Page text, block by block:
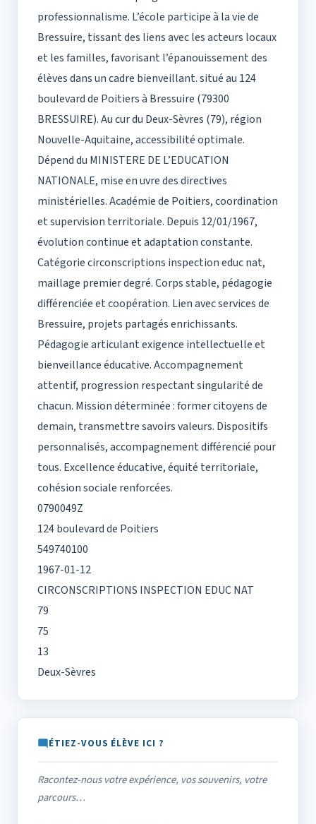
professionnalisme. L’école participe à la vie de
Bressuire, tissant des liens avec les acteurs locaux
et les familles, favorisant l’épanouissement des
élèves dans un cadre bienveillant. situé au 124
boulevard de Poitiers à Bressuire (79300
BRESSUIRE). Au cur du Deux-Sèvres (79), région
Nouvelle-Aquitaine, accessibilité optimale.
Dépend du MINISTERE DE L’EDUCATION
NATIONALE, mise en uvre des directives
ministérielles. Académie de Poitiers, coordination
et supervision territoriale. Depuis 12/01/1967,
évolution continue et adaptation constante.
Catégorie circonscriptions inspection educ nat,
maillage premier degré. Corps stable, pédagogie
différenciée et coopération. Lien avec services de
Bressuire, projets partagés enrichissants.
Pédagogie articulant exigence intellectuelle et
bienveillance éducative. Accompagnement
attentif, progression respectant singularité de
chacun. Mission déterminée : former citoyens de
demain, transmettre savoirs valeurs. Dispositifs
personnalisés, accompagnement différencié pour
tous. Excellence éducative, équité territoriale,
cohésion sociale renforcées.
0790049Z
124 boulevard de Poitiers
549740100
1967-01-12
CIRCONSCRIPTIONS INSPECTION EDUC NAT
79
75
13
Deux-Sèvres
ÉTIEZ-VOUS ÉLÈVE ICI ?
Racontez-nous votre expérience, vos souvenirs, votre
parcours…